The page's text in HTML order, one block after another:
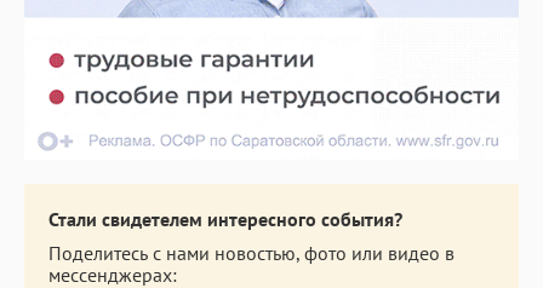
Стали свидетелем интересного события?
Поделитесь с нами новостью, фото или видео в
мессенджерах: